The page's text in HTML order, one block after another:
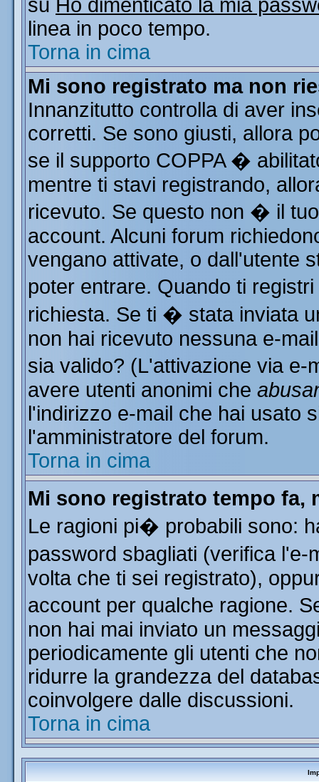
su Ho dimenticato la mia
linea in poco tempo.
Torna in cima
Mi sono registrato ma non
Innanzitutto controlla di aver
corretti. Se sono giusti, allora
se il supporto COPPA �
mentre ti stavi registrando,
ricevuto. Se questo non � il
account. Alcuni forum
vengano attivate, o dall'utente
poter entrare. Quando ti
richiesta. Se ti � stata inviata
non hai ricevuto nessuna e-
sia valido? (L'attivazione via
avere utenti anonimi che
l'indirizzo e-mail che hai usato
l'amministratore del forum.
Torna in cima
Mi sono registrato tempo
Le ragioni pi� probabili sono:
password sbagliati (verifica
volta che ti sei registrato),
account per qualche ragione.
non hai mai inviato un
periodicamente gli utenti che
ridurre la grandezza del
coinvolgere dalle discussioni.
Torna in cima